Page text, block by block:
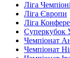
Ліга
Ліга Європи
Ліга
Чемпіонат
Чемпіонат